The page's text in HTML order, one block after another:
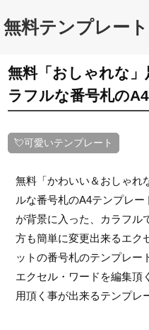
無料テンプレート
無料「おしゃれな
ラフルな番号札のA4
💘可愛いテンプレート
無料「かわいい＆おしゃれ
ルな番号札のA4テンプレ
が背景に入った、カラフル
方も簡単に変更出来るエク
ットの番号札のテンプレー
エクセル・ワードを編集頂
用頂く事が出来るテンプレ